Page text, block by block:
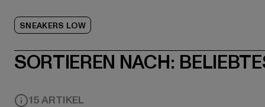
SNEAKERS LOW
SORTIEREN NACH:
15 ARTIKEL